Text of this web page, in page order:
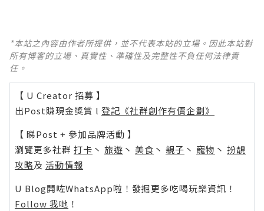
*本站之內容由作者所提供，並不代表本站的立場。因此本站對
所有博客的立場、真實性、準確性及完整性不負任何法律責
任。
【 U Creator 招募 】
出Post賺現金獎賞 l 登記《社群創作有價企劃》
【 睇Post + 參加品牌活動 】
瀏覽更多社群 打卡 丶 旅遊 丶 美食 丶 親子 丶 寵物 丶 扮靚
攻略及 活動情報
U Blog開咗WhatsApp啦！發掘更多吃喝玩樂資訊！
Follow 我哋 ！